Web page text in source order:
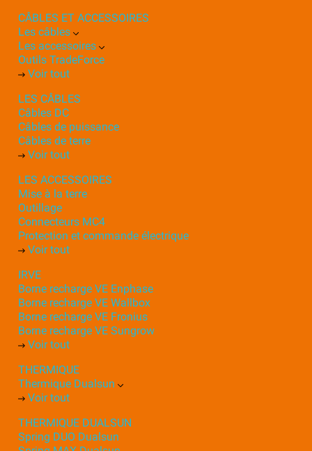
CÂBLES ET ACCESSOIRES
Les câbles
Les accessoires
Outils TradeForce
Voir tout
LES CÂBLES
Câbles DC
Câbles de puissance
Câbles de terre
Voir tout
LES ACCESSOIRES
Mise à la terre
Outillage
Connecteurs MC4
Protection et commande électrique
Voir tout
IRVE
Borne recharge VE Enphase
Borne recharge VE Wallbox
Borne recharge VE Fronius
Borne recharge VE Sungrow
Voir tout
THERMIQUE
Thermique Dualsun
Voir tout
THERMIQUE DUALSUN
Spring DUO Dualsun